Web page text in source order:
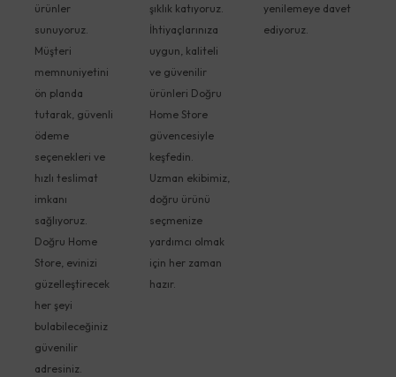
ürünler
sunuyoruz.
Müşteri
memnuniyetini
ön planda
tutarak, güvenli
ödeme
seçenekleri ve
hızlı teslimat
imkanı
sağlıyoruz.
Doğru Home
Store, evinizi
güzelleştirecek
her şeyi
bulabileceğiniz
güvenilir
adresiniz.
şıklık katıyoruz.
İhtiyaçlarınıza
uygun, kaliteli
ve güvenilir
ürünleri Doğru
Home Store
güvencesiyle
keşfedin.
Uzman ekibimiz,
doğru ürünü
seçmenize
yardımcı olmak
için her zaman
hazır.
yenilemeye davet
ediyoruz.